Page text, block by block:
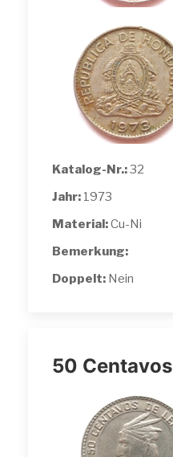
Katalog-Nr.:32
Jahr: 1973
Material:Cu-Ni
Bemerkung:
Doppelt: Nein
50 Centavos